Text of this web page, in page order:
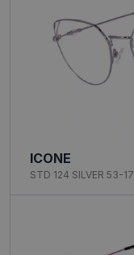
ICONE
STD 124 SILVER 53-17